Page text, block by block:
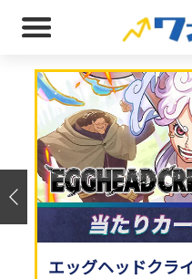
決戦の刻の当たり
神の島の冒険の当
エッグヘッドクラ
ヒロインズエディ
受け継がれる意志
ワンピカ平均｜買
歴代パックと最新
ワンピカ開封シミ
ワンピースカード